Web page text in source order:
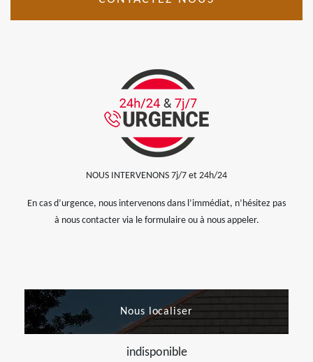
NOUS INTERVENONS 7j/7 et 24h/24
En cas d’urgence, nous intervenons dans l’immédiat, n’hésitez pas
à nous contacter via le formulaire ou à nous appeler.
Nous localiser
indisponible